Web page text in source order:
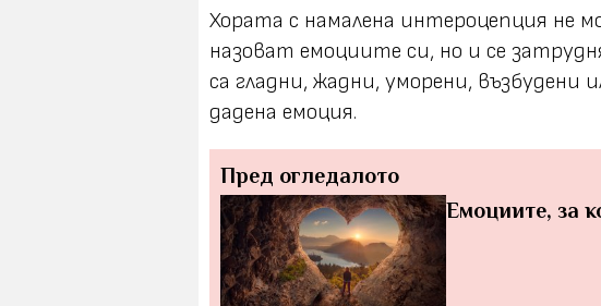
Хората с намалена интероцепция не
назоват емоциите си, но и се
са гладни, жадни, уморени, възбудени
дадена емоция.
Пред огледалото
Емоциите, за